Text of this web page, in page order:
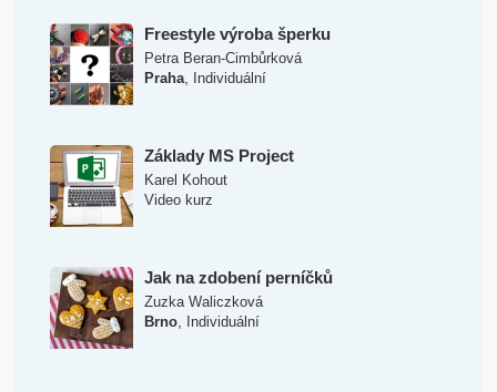
Freestyle výroba šperku
Petra Beran-Cimbůrková
Praha, Individuální
Základy MS Project
Karel Kohout
Video kurz
Jak na zdobení perníčků
Zuzka Waliczková
Brno, Individuální